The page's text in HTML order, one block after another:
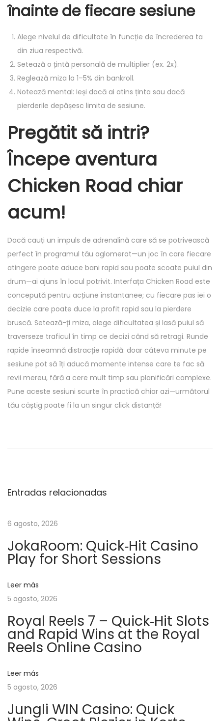
înainte de fiecare sesiune
Alege nivelul de dificultate în funcție de încrederea ta
din ziua respectivă.
Setează o țintă personală de multiplier (ex. 2x).
Reglează miza la 1–5% din bankroll.
Notează mental: Ieși dacă ai atins ținta sau dacă
pierderile depășesc limita de sesiune.
Pregătit să intri?
Începe aventura
Chicken Road chiar
acum!
Dacă cauți un impuls de adrenalină care să se potrivească
perfect în programul tău aglomerat—un joc în care fiecare
atingere poate aduce bani rapid sau poate scoate puiul din
drum—ai ajuns în locul potrivit. Interfața Chicken Road este
concepută pentru acțiune instantanee; cu fiecare pas iei o
decizie care poate duce la profit rapid sau la pierdere
bruscă. Setează-ți miza, alege dificultatea și lasă puiul să
traverseze traficul în timp ce decizi când să retragi. Runde
rapide înseamnă distracție rapidă: doar câteva minute pe
sesiune pot să îți aducă momente intense care te fac să
revii mereu, fără a cere mult timp sau planificări complexe.
Pune aceste sesiuni scurte în practică chiar azi—următorul
tău câștig poate fi la un singur click distanță!
e
e
O
n
i
n
e
C
a
i
n
:
Entradas relacionadas
6 agosto, 2026
JokaRoom: Quick‑Hit Casino
Play for Short Sessions
Leer más
5 agosto, 2026
Royal Reels 7 – Quick‑Hit Slots
and Rapid Wins at the Royal
Reels Online Casino
Leer más
5 agosto, 2026
Jungli WIN Casino: Quick